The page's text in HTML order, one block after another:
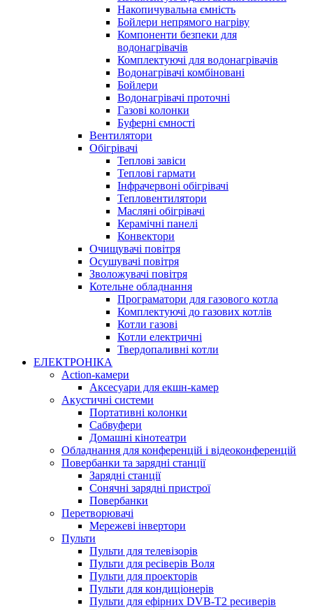
Накопичувальна ємність
Бойлери непрямого нагріву
Компоненти безпеки для
водонагрівачів
Комплектуючі для водонагрівачів
Водонагрівачі комбіновані
Бойлери
Водонагрівачі проточні
Газові колонки
Буферні ємності
Вентилятори
Обігрівачі
Теплові завіси
Теплові гармати
Інфрачервоні обігрівачі
Тепловентилятори
Масляні обігрівачі
Керамічні панелі
Конвектори
Очищувачі повітря
Осушувачі повітря
Зволожувачі повітря
Котельне обладнання
Програматори для газового котла
Комплектуючі до газових котлів
Котли газові
Котли електричні
Твердопаливні котли
ЕЛЕКТРОНІКА
Action-камери
Аксесуари для екшн-камер
Акустичні системи
Портативні колонки
Сабвуфери
Домашні кінотеатри
Обладнання для конференцій і відеоконференцій
Повербанки та зарядні станції
Зарядні станції
Сонячні зарядні пристрої
Повербанки
Перетворювачі
Мережеві інвертори
Пульти
Пульти для телевізорів
Пульти для ресіверів Воля
Пульти для проекторів
Пульти для кондиціонерів
Пульти для ефірних DVB-T2 ресиверів